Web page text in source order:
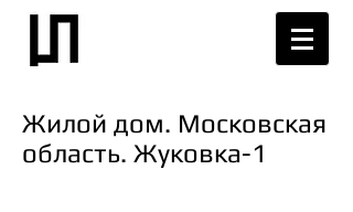
Жилой дом. Московская
область. Жуковка-1